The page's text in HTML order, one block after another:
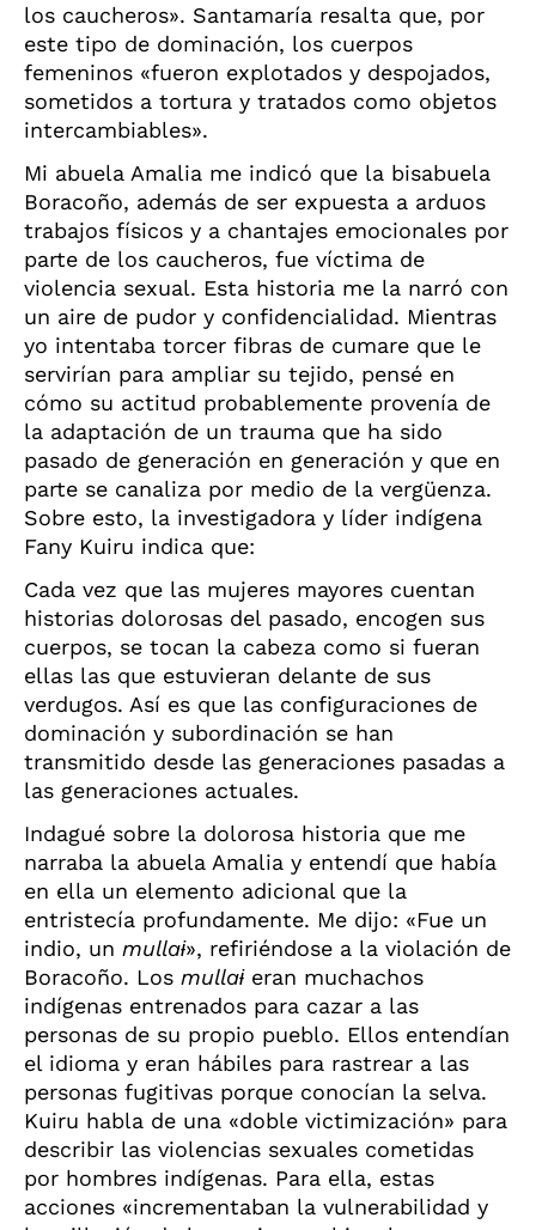
los caucheros». Santamaría resalta que, por
este tipo de dominación, los cuerpos
femeninos «fueron explotados y despojados,
sometidos a tortura y tratados como objetos
intercambiables».
Mi abuela Amalia me indicó que la bisabuela
Boracoño, además de ser expuesta a arduos
trabajos físicos y a chantajes emocionales por
parte de los caucheros, fue víctima de
violencia sexual. Esta historia me la narró con
un aire de pudor y confidencialidad. Mientras
yo intentaba torcer fibras de cumare que le
servirían para ampliar su tejido, pensé en
cómo su actitud probablemente provenía de
la adaptación de un trauma que ha sido
pasado de generación en generación y que en
parte se canaliza por medio de la vergüenza.
Sobre esto, la investigadora y líder indígena
Fany Kuiru indica que:
Cada vez que las mujeres mayores cuentan
historias dolorosas del pasado, encogen sus
cuerpos, se tocan la cabeza como si fueran
ellas las que estuvieran delante de sus
verdugos. Así es que las configuraciones de
dominación y subordinación se han
transmitido desde las generaciones pasadas a
las generaciones actuales.
Indagué sobre la dolorosa historia que me
narraba la abuela Amalia y entendí que había
en ella un elemento adicional que la
entristecía profundamente. Me dijo: «Fue un
indio, un mullaɨ», refiriéndose a la violación de
Boracoño. Los mullaɨeran muchachos
indígenas entrenados para cazar a las
personas de su propio pueblo. Ellos entendían
el idioma y eran hábiles para rastrear a las
personas fugitivas porque conocían la selva.
Kuiru habla de una «doble victimización» para
describir las violencias sexuales cometidas
por hombres indígenas. Para ella, estas
acciones «incrementaban la vulnerabilidad y